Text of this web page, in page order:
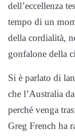
dell’eccellenza
tempo di un
della cordialità,
gonfalone della
Si è parlato di
che l’Australia
perché venga
Greg French ha